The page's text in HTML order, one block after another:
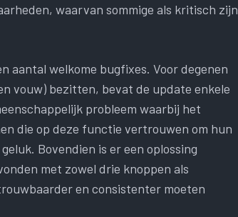
waarvan sommige als kritisch zijn
aantal welkome bugfixes. Voor degenen
vouw) bezitten, bevat de update enkele
probleem waarbij het
die op deze functie vertrouwen om hun
Bovendien is er een oplossing
met zowel drie knoppen als
en consistenter moeten